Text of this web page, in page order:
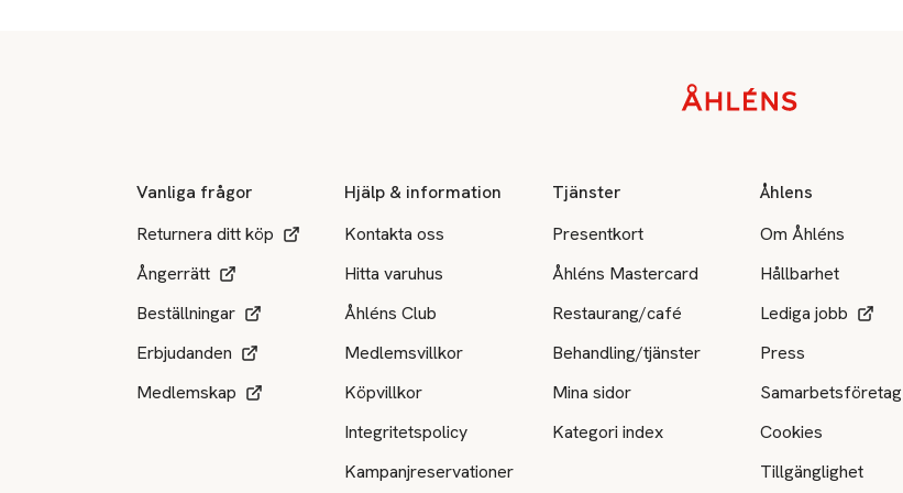
Vanliga frågor
Returnera ditt köp
Ångerrätt
Beställningar
Erbjudanden
Medlemskap
Hjälp & information
Kontakta oss
Hitta varuhus
Åhléns Club
Medlemsvillkor
Köpvillkor
Integritetspolicy
Kampanjreservationer
Tjänster
Presentkort
Åhléns Mastercard
Restaurang/café
Behandling/tjänster
Mina sidor
Kategori index
Åhlens
Om Åhléns
Hållbarhet
Lediga jobb
Press
Samarbetsföretag
Cookies
Tillgänglighet